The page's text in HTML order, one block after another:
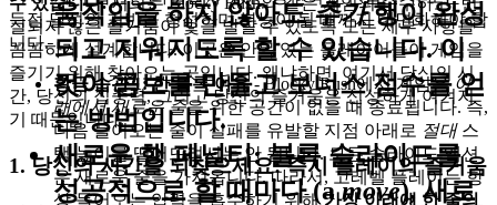
움직임을 하지 않아도추가행이 완성
되고 지워지도록 할 수 있습니다. 이
것이 콤보를 만들고 보너스 점수를 얻
는 방법입니다.
새로운 행 페널티:블록 슬라이드를
성공적으로 할 때마다 (amove), 새로
득점 달성의 기반을 형성하며 본능이 될 때까지 내면화해야 합
니다.
황금 습관 1: 한 블록 여유- Blocky Rush에서 게임은아
래에서 새로운 줄을 위한 공간이 없을 때 종료됩니다. 즉,
다음 들어오는 줄이 실패를 유발할 지점 아래로 절대스
택 높이를 떨어뜨려서는 안 됩니다. 모든 슬라이드 액션
은 새로운 줄을 가져옵니다. 따라서, 고레벨 플레이는 항
상 들어오는 압력을 흡수하기 위해가장 아래에 한 줄의
질되지 않은 즐거움이 빛을 발할 수 있도록 모든 세부 사항을
꼼꼼하게 설계합니다. 이곳은 안목 있는 플레이어들이 게임을
즐기기 위해 찾아오는 곳입니다. 왜냐하면, 여기서 당신의 시
간, 당신의 집중력, 그리고 당신의 즐거움은 신성하게 여겨지
기 때문입니다.
1. 당신의 시간을 되찾으세요: 즉시 플레이의 즐거움